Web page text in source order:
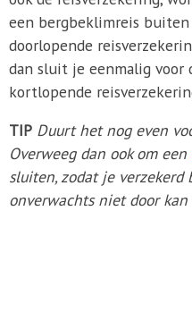
een bergbeklimreis buiten
doorlopende
dan sluit je eenmalig voor
kortlopende
TIP Duurt het nog even
Overweeg dan ook om een
sluiten, zodat je
onverwachts niet door kan